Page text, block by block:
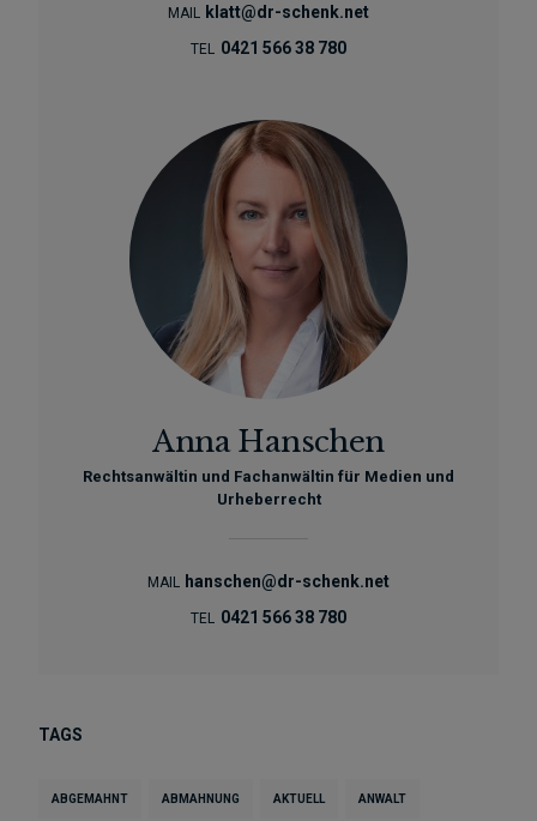
MAIL klatt@dr-schenk.net
TEL 0421 566 38 780
Anna Hanschen
Rechtsanwältin und Fachanwältin für Medien und
Urheberrecht
MAIL hanschen@dr-schenk.net
TEL 0421 566 38 780
TAGS
ABGEMAHNT ABMAHNUNG AKTUELL ANWALT